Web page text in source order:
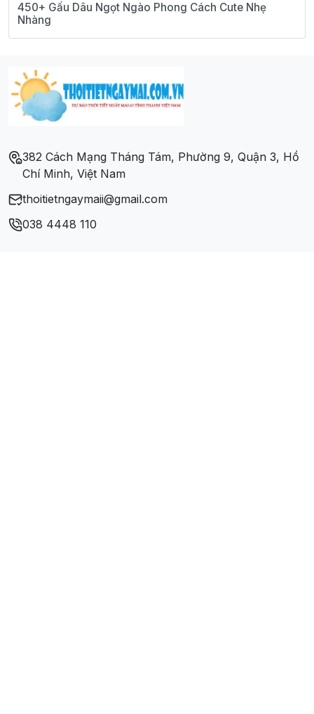
450+ Gấu Dâu Ngọt Ngào Phong Cách Cute Nhẹ
Nhàng
382 Cách Mạng Tháng Tám, Phường 9, Quận 3, Hồ
Chí Minh, Việt Nam
thoitietngaymaii@gmail.com
038 4448 110